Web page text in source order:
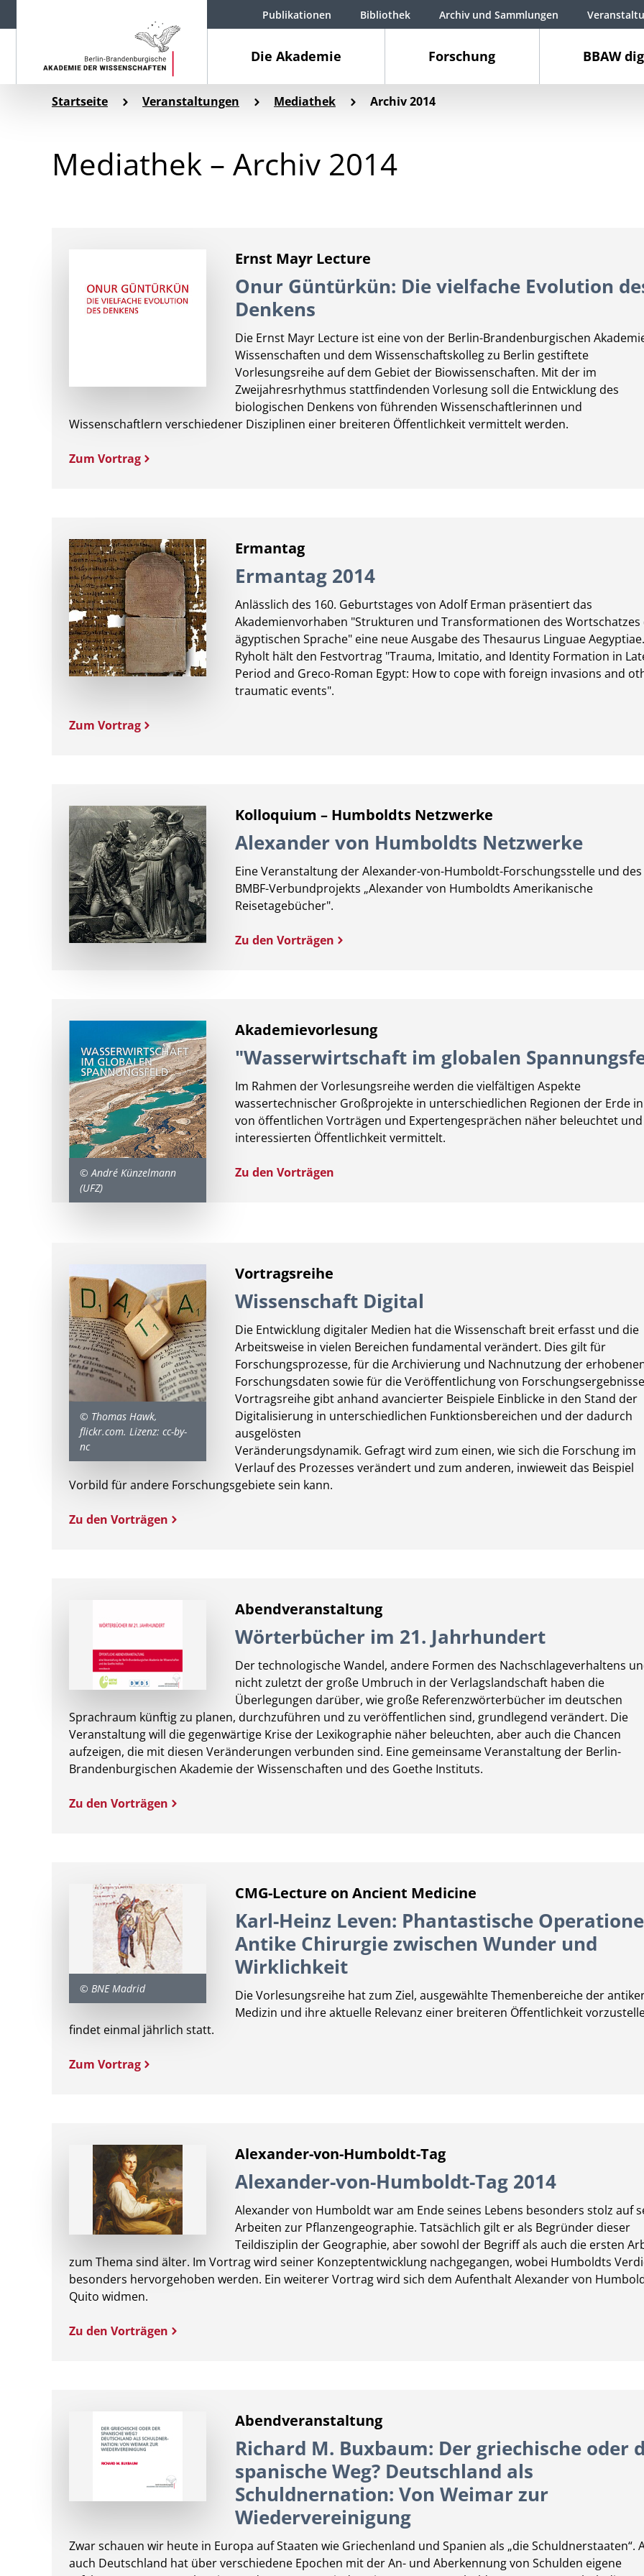
Die Akademie Forschung BBAW
Publikationen Bibliothek Archiv und Sammlungen
Startseite Veranstaltungen Mediathek Archiv 2014
Mediathek – Archiv 2014
Ernst Mayr Lecture
Onur Güntürkün: Die vielfache Evolution
Denkens
Die Ernst Mayr Lecture ist eine von der Berlin-Brandenburgischen
Wissenschaften und dem Wissenschaftskolleg zu Berlin gestiftete
Vorlesungsreihe auf dem Gebiet der Biowissenschaften. Mit der im
Zweijahresrhythmus stattfindenden Vorlesung soll die Entwicklung des
biologischen Denkens von führenden Wissenschaftlerinnen und
Wissenschaftlern verschiedener Disziplinen einer breiteren Öffentlichkeit vermittelt werden.
Zum Vortrag
Ermantag
Ermantag 2014
Anlässlich des 160. Geburtstages von Adolf Erman präsentiert das
Akademienvorhaben "Strukturen und Transformationen des Wortschatzes
ägyptischen Sprache" eine neue Ausgabe des Thesaurus Linguae
Ryholt hält den Festvortrag "Trauma, Imitatio, and Identity Formation in
Period and Greco-Roman Egypt: How to cope with foreign invasions and
traumatic events".
Zum Vortrag
Kolloquium – Humboldts Netzwerke
Alexander von Humboldts Netzwerke
Eine Veranstaltung der Alexander-von-Humboldt-Forschungsstelle und des
BMBF-Verbundprojekts „Alexander von Humboldts Amerikanische
Reisetagebücher".
Zu den Vorträgen
© André Künzelmann
(UFZ)
Akademievorlesung
"Wasserwirtschaft im globalen
Im Rahmen der Vorlesungsreihe werden die vielfältigen Aspekte
wassertechnischer Großprojekte in unterschiedlichen Regionen der Erde
von öffentlichen Vorträgen und Expertengesprächen näher beleuchtet
interessierten Öffentlichkeit vermittelt.
Zu den Vorträgen
© Thomas Hawk,
flickr.com. Lizenz: cc-by-
nc
Vortragsreihe
Wissenschaft Digital
Die Entwicklung digitaler Medien hat die Wissenschaft breit erfasst und die
Arbeitsweise in vielen Bereichen fundamental verändert. Dies gilt für
Forschungsprozesse, für die Archivierung und Nachnutzung der
Forschungsdaten sowie für die Veröffentlichung von
Vortragsreihe gibt anhand avancierter Beispiele Einblicke in den Stand der
Digitalisierung in unterschiedlichen Funktionsbereichen und der dadurch
ausgelösten
Veränderungsdynamik. Gefragt wird zum einen, wie sich die Forschung im
Verlauf des Prozesses verändert und zum anderen, inwieweit das Beispiel
Vorbild für andere Forschungsgebiete sein kann.
Zu den Vorträgen
Abendveranstaltung
Wörterbücher im 21. Jahrhundert
Der technologische Wandel, andere Formen des Nachschlageverhaltens
nicht zuletzt der große Umbruch in der Verlagslandschaft haben die
Überlegungen darüber, wie große Referenzwörterbücher im deutschen
Sprachraum künftig zu planen, durchzuführen und zu veröffentlichen sind, grundlegend verändert. Die
Veranstaltung will die gegenwärtige Krise der Lexikographie näher beleuchten, aber auch die Chancen
aufzeigen, die mit diesen Veränderungen verbunden sind. Eine gemeinsame Veranstaltung der Berlin-
Brandenburgischen Akademie der Wissenschaften und des Goethe Instituts.
Zu den Vorträgen
© BNE Madrid
CMG-Lecture on Ancient Medicine
Karl-Heinz Leven: Phantastische
Antike Chirurgie zwischen Wunder und
Wirklichkeit
Die Vorlesungsreihe hat zum Ziel, ausgewählte Themenbereiche der
Medizin und ihre aktuelle Relevanz einer breiteren Öffentlichkeit
findet einmal jährlich statt.
Zum Vortrag
Alexander-von-Humboldt-Tag
Alexander-von-Humboldt-Tag 2014
Alexander von Humboldt war am Ende seines Lebens besonders stolz auf
Arbeiten zur Pflanzengeographie. Tatsächlich gilt er als Begründer dieser
Teildisziplin der Geographie, aber sowohl der Begriff als auch die ersten
zum Thema sind älter. Im Vortrag wird seiner Konzeptentwicklung nachgegangen, wobei Humboldts
besonders hervorgehoben werden. Ein weiterer Vortrag wird sich dem Aufenthalt Alexander von
Quito widmen.
Zu den Vorträgen
Abendveranstaltung
Richard M. Buxbaum: Der griechische oder
spanische Weg? Deutschland als
Schuldnernation: Von Weimar zur
Wiedervereinigung
Zwar schauen wir heute in Europa auf Staaten wie Griechenland und Spanien als „die Schuldnerstaaten“.
auch Deutschland hat über verschiedene Epochen mit der An- und Aberkennung von Schulden eigene